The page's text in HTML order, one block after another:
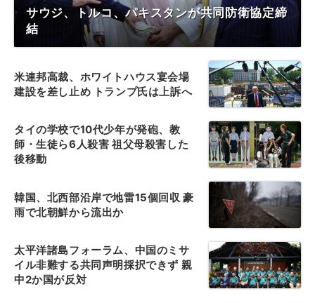
サウジ、トルコ、パキスタンが共同防衛協定締
結
米連邦高裁、ホワイトハウス宴会場
建設を差し止め トランプ氏は上訴へ
タイの学校で10代少年が発砲、教
師・生徒ら6人殺害 祖父母殺害した
後移動
韓国、北西部沿岸で地雷15個回収 豪
雨で北朝鮮から流出か
太平洋諸島フォーラム、中国のミサ
イル非難する共同声明採択できず 親
中2か国が反対